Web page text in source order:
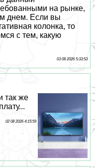
на рынке,
днем. Если вы
колонка, то
с тем, какую
03 08 2026 5:33:53
так же
02 08 2026 4:15:59